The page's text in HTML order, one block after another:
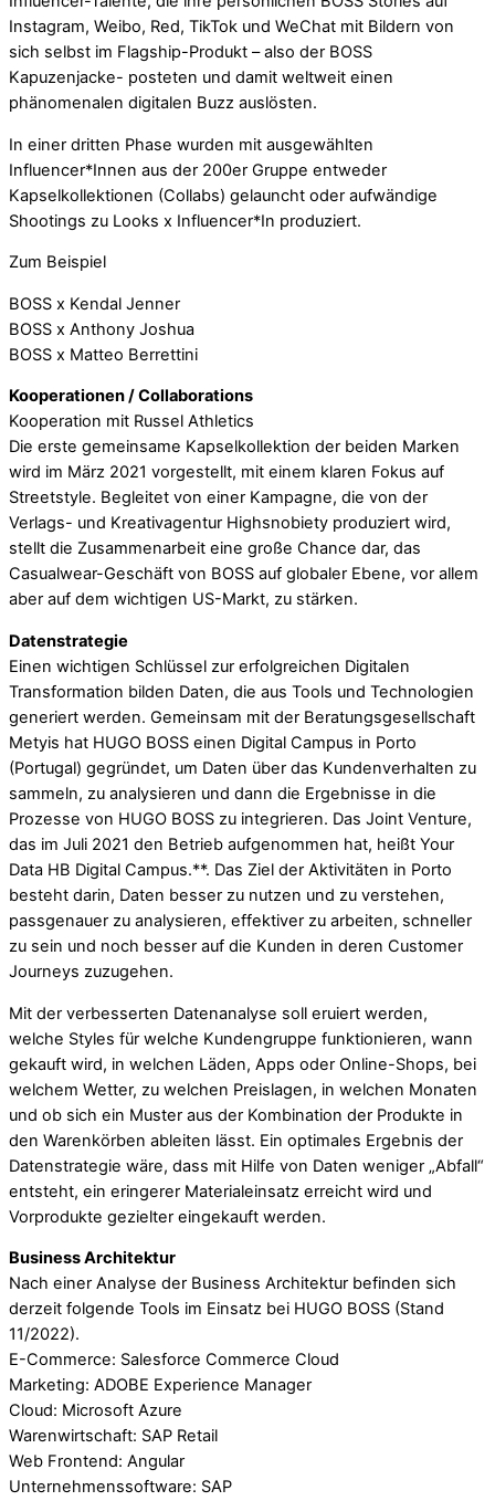
Instagram, Weibo, Red, TikTok und WeChat mit Bildern von
sich selbst im Flagship-Produkt – also der BOSS
Kapuzenjacke- posteten und damit weltweit einen
phänomenalen digitalen Buzz auslösten.
In einer dritten Phase wurden mit ausgewählten
Influencer*Innen aus der 200er Gruppe entweder
Kapselkollektionen (Collabs) gelauncht oder aufwändige
Shootings zu Looks x Influencer*In produziert.
Zum Beispiel
BOSS x Kendal Jenner
BOSS x Anthony Joshua
BOSS x Matteo Berrettini
Kooperationen / Collaborations
Kooperation mit Russel Athletics
Die erste gemeinsame Kapselkollektion der beiden Marken
wird im März 2021 vorgestellt, mit einem klaren Fokus auf
Streetstyle. Begleitet von einer Kampagne, die von der
Verlags- und Kreativagentur Highsnobiety produziert wird,
stellt die Zusammenarbeit eine große Chance dar, das
Casualwear-Geschäft von BOSS auf globaler Ebene, vor allem
aber auf dem wichtigen US-Markt, zu stärken.
Datenstrategie
Einen wichtigen Schlüssel zur erfolgreichen Digitalen
Transformation bilden Daten, die aus Tools und Technologien
generiert werden. Gemeinsam mit der Beratungsgesellschaft
Metyis hat HUGO BOSS einen Digital Campus in Porto
(Portugal) gegründet, um Daten über das Kundenverhalten zu
sammeln, zu analysieren und dann die Ergebnisse in die
Prozesse von HUGO BOSS zu integrieren. Das Joint Venture,
das im Juli 2021 den Betrieb aufgenommen hat, heißt Your
Data HB Digital Campus.**. Das Ziel der Aktivitäten in Porto
besteht darin, Daten besser zu nutzen und zu verstehen,
passgenauer zu analysieren, effektiver zu arbeiten, schneller
zu sein und noch besser auf die Kunden in deren Customer
Journeys zuzugehen.
Mit der verbesserten Datenanalyse soll eruiert werden,
welche Styles für welche Kundengruppe funktionieren, wann
gekauft wird, in welchen Läden, Apps oder Online-Shops, bei
welchem Wetter, zu welchen Preislagen, in welchen Monaten
und ob sich ein Muster aus der Kombination der Produkte in
den Warenkörben ableiten lässt. Ein optimales Ergebnis der
Datenstrategie wäre, dass mit Hilfe von Daten weniger „Abfall“
entsteht, ein eringerer Materialeinsatz erreicht wird und
Vorprodukte gezielter eingekauft werden.
Business Architektur
Nach einer Analyse der Business Architektur befinden sich
derzeit folgende Tools im Einsatz bei HUGO BOSS (Stand
11/2022).
E-Commerce: Salesforce Commerce Cloud
Marketing: ADOBE Experience Manager
Cloud: Microsoft Azure
Warenwirtschaft: SAP Retail
Web Frontend: Angular
Unternehmenssoftware: SAP